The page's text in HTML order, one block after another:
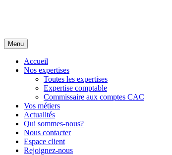
Menu
Accueil
Nos expertises
Toutes les expertises
Expertise comptable
Commissaire aux comptes CAC
Vos métiers
Actualités
Qui sommes-nous?
Nous contacter
Espace client
Rejoignez-nous